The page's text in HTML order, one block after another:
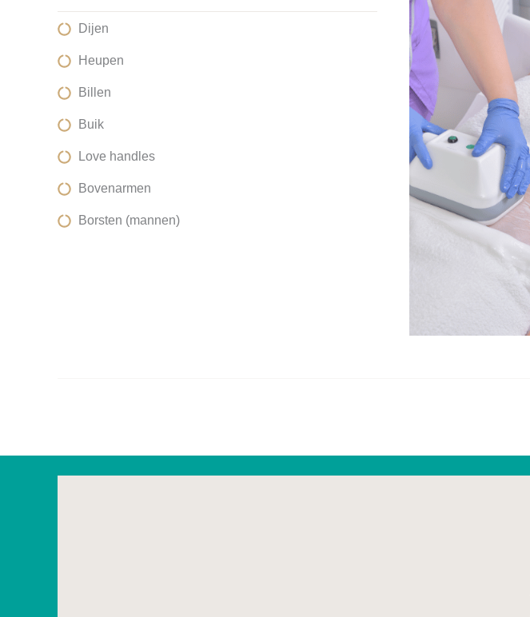
Dijen
Heupen
Billen
Buik
Love handles
Bovenarmen
Borsten (mannen)